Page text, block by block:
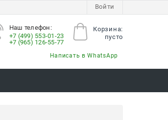
Войти
Корзина:
пусто
Наш телефон:
+7 (499) 553-01-23
+7 (965) 126-55-77
Написать в WhatsApp